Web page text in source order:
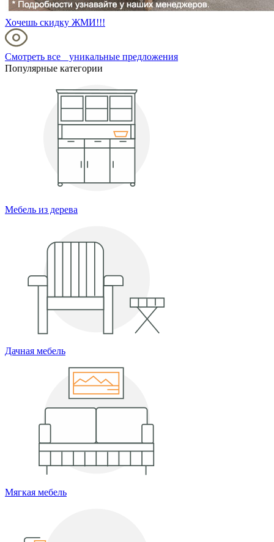
Хочешь скидку ЖМИ!!!
Смотреть все уникальные предложения
Популярные категории
Мебель из дерева
Дачная мебель
Мягкая мебель